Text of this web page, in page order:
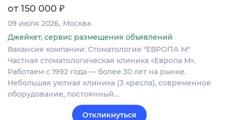
от 150 000 ₽
09 июля 2026 Москва
Джейкет, сервис размещения объявлений
Вакансия компании: Стоматология "ЕВРОПА М"
Частная стоматологическая клиника «Европа М».
Работаем с 1992 года — более 30 лет на рынке.
Небольшая уютная клиника (3 кресла), современное
оборудование, постоянный…
Откликнуться